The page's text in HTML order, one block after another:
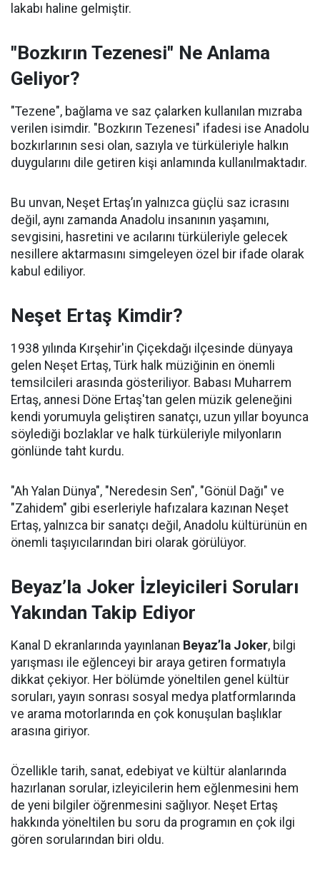
lakabı haline gelmiştir.
"Bozkırın Tezenesi" Ne Anlama
Geliyor?
"Tezene", bağlama ve saz çalarken kullanılan mızraba
verilen isimdir. "Bozkırın Tezenesi" ifadesi ise Anadolu
bozkırlarının sesi olan, sazıyla ve türküleriyle halkın
duygularını dile getiren kişi anlamında kullanılmaktadır.
Bu unvan, Neşet Ertaş’ın yalnızca güçlü saz icrasını
değil, aynı zamanda Anadolu insanının yaşamını,
sevgisini, hasretini ve acılarını türküleriyle gelecek
nesillere aktarmasını simgeleyen özel bir ifade olarak
kabul ediliyor.
Neşet Ertaş Kimdir?
1938 yılında Kırşehir'in Çiçekdağı ilçesinde dünyaya
gelen Neşet Ertaş, Türk halk müziğinin en önemli
temsilcileri arasında gösteriliyor. Babası Muharrem
Ertaş, annesi Döne Ertaş'tan gelen müzik geleneğini
kendi yorumuyla geliştiren sanatçı, uzun yıllar boyunca
söylediği bozlaklar ve halk türküleriyle milyonların
gönlünde taht kurdu.
"Ah Yalan Dünya", "Neredesin Sen", "Gönül Dağı" ve
"Zahidem" gibi eserleriyle hafızalara kazınan Neşet
Ertaş, yalnızca bir sanatçı değil, Anadolu kültürünün en
önemli taşıyıcılarından biri olarak görülüyor.
Beyaz’la Joker İzleyicileri Soruları
Yakından Takip Ediyor
Kanal D ekranlarında yayınlanan Beyaz’la Joker, bilgi
yarışması ile eğlenceyi bir araya getiren formatıyla
dikkat çekiyor. Her bölümde yöneltilen genel kültür
soruları, yayın sonrası sosyal medya platformlarında
ve arama motorlarında en çok konuşulan başlıklar
arasına giriyor.
Özellikle tarih, sanat, edebiyat ve kültür alanlarında
hazırlanan sorular, izleyicilerin hem eğlenmesini hem
de yeni bilgiler öğrenmesini sağlıyor. Neşet Ertaş
hakkında yöneltilen bu soru da programın en çok ilgi
gören sorularından biri oldu.